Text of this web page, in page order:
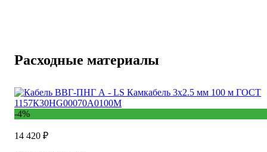
Расходные материалы
-4%
14 420 ₽